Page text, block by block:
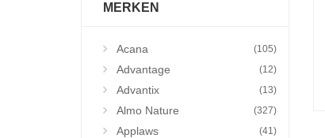
MERKEN
Acana (105)
Advantage (12)
Advantix (13)
Almo Nature (327)
Applaws (41)